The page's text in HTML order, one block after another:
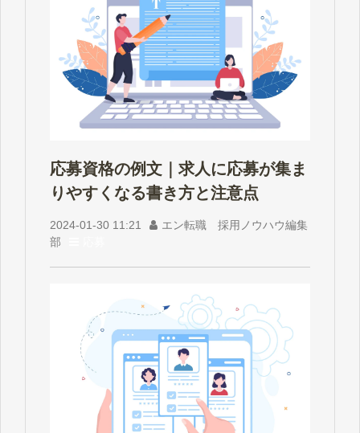
応募資格の例文｜求人に応募が集ま
りやすくなる書き方と注意点
2024-01-30 11:21
エン転職 採用ノウハウ編集
部